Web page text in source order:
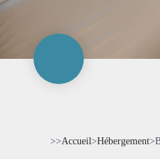
>>Accueil>Hébergement>